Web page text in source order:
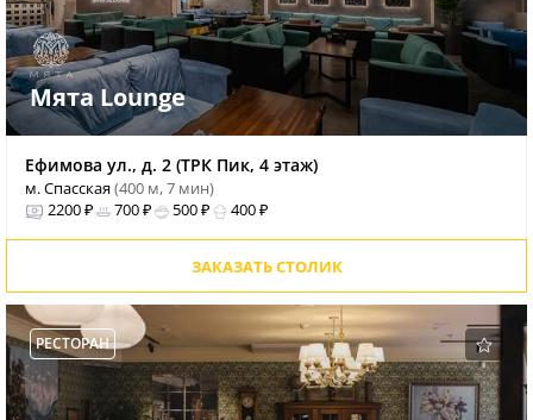
Мята Lounge
Ефимова ул., д. 2 (ТРК Пик, 4 этаж)
м. Спасская(400 м, 7 мин)
2200 ₽
700 ₽ 500 ₽ 400 ₽
ЗАКАЗАТЬ СТОЛИК
РЕСТОРАН